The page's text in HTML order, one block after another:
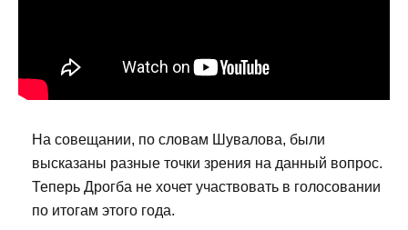
На совещании, по словам Шувалова, были
высказаны разные точки зрения на данный вопрос.
Теперь Дрогба не хочет участвовать в голосовании
по итогам этого года.